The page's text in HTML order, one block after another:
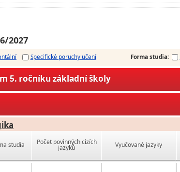
2027
Specifické poruchy učení Forma studia:
5. ročníku základní školy
studia Počet povinných cizích
jazyků Vyučované jazyky